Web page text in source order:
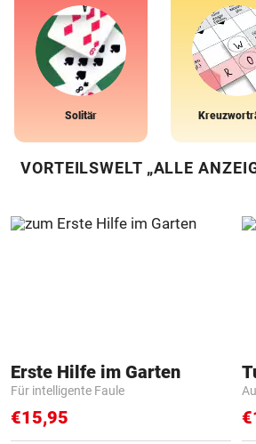
Solitär
VORTEILSWELT „ALLE
Erste Hilfe im Garten
Für intelligente Faule
€15,95